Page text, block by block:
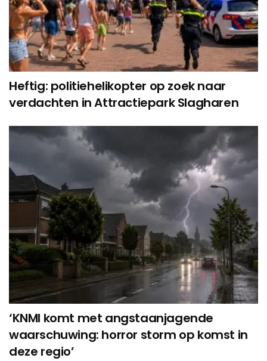
Heftig: politiehelikopter op zoek naar
verdachten in Attractiepark Slagharen
‘KNMI komt met angstaanjagende
waarschuwing: horror storm op komst in
deze regio’